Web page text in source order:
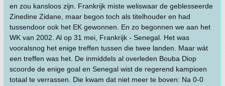
en zou kansloos zijn. Frankrijk miste weliswaar de geblesseerde
Zinedine Zidane, maar begon toch als titelhouder en had
tussendoor ook het EK gewonnen. En zo begonnen we aan het
WK van 2002. Al op 31 mei, Frankrijk - Senegal. Het was
vooralsnog het enige treffen tussen die twee landen. Maar wát
een treffen was het. De inmiddels al overleden Bouba Diop
scoorde de enige goal en Senegal wist de regerend kampioen
totaal te verrassen. Die kwam dat niet meer te boven: Na 0-0